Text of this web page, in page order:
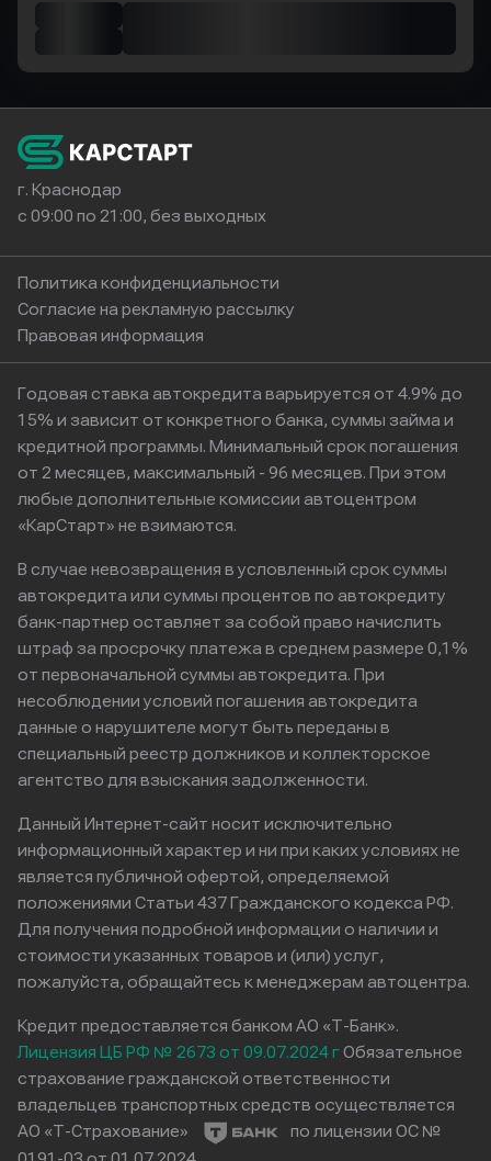
г. Краснодар
с 09:00 по 21:00, без выходных
Политика конфиденциальности
Согласие на рекламную рассылку
Правовая информация
Годовая ставка автокредита варьируется от 4.9% до
15% и зависит от конкретного банка, суммы займа и
кредитной программы. Минимальный срок погашения
от 2 месяцев, максимальный - 96 месяцев. При этом
любые дополнительные комиссии автоцентром
«КарСтарт» не взимаются.
В случае невозвращения в условленный срок суммы
автокредита или суммы процентов по автокредиту
банк-партнер оставляет за собой право начислить
штраф за просрочку платежа в среднем размере 0,1%
от первоначальной суммы автокредита. При
несоблюдении условий погашения автокредита
данные о нарушителе могут быть переданы в
специальный реестр должников и коллекторское
агентство для взыскания задолженности.
Данный Интернет-сайт носит исключительно
информационный характер и ни при каких условиях не
является публичной офертой, определяемой
положениями Статьи 437 Гражданского кодекса РФ.
Для получения подробной информации о наличии и
стоимости указанных товаров и (или) услуг,
пожалуйста, обращайтесь к менеджерам автоцентра.
Кредит предоставляется банком АО «Т-Банк».
Лицензия ЦБ РФ № 2673 от 09.07.2024 гОбязательное
страхование гражданской ответственности
владельцев транспортных средств осуществляется
АО «Т-Страхование»
по лицензии ОС №